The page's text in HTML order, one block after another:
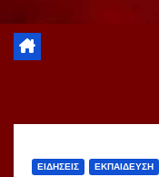
ΕΙΔΗΣΕΙΣ ΕΚΠΑΙΔΕΥΣΗ